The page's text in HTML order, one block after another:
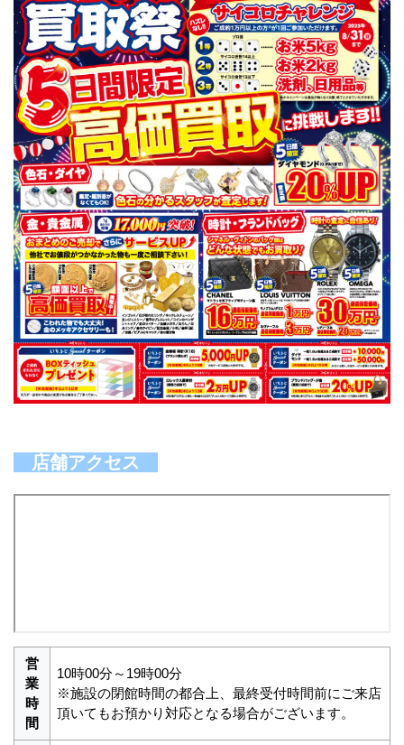
店舗アクセス
営
業
時
間
10時00分～19時00分
※施設の閉館時間の都合上、最終受付時間前にご来店
頂いてもお預かり対応となる場合がございます。